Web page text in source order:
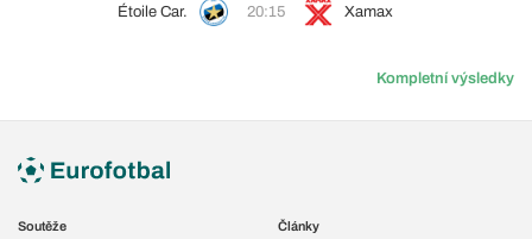
Étoile Car. 20:15 Xamax
Kompletní výsledky
Soutěže
Články